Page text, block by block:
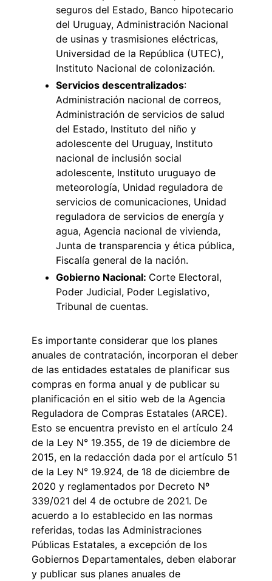
seguros del Estado, Banco hipotecario
del Uruguay, Administración Nacional
de usinas y trasmisiones eléctricas,
Universidad de la República (UTEC),
Instituto Nacional de colonización.
Servicios descentralizados:
Administración nacional de correos,
Administración de servicios de salud
del Estado, Instituto del niño y
adolescente del Uruguay, Instituto
nacional de inclusión social
adolescente, Instituto uruguayo de
meteorología, Unidad reguladora de
servicios de comunicaciones, Unidad
reguladora de servicios de energía y
agua, Agencia nacional de vivienda,
Junta de transparencia y ética pública,
Fiscalía general de la nación.
Gobierno Nacional: Corte Electoral,
Poder Judicial, Poder Legislativo,
Tribunal de cuentas.
Es importante considerar que los planes
anuales de contratación, incorporan el deber
de las entidades estatales de planificar sus
compras en forma anual y de publicar su
planificación en el sitio web de la Agencia
Reguladora de Compras Estatales (ARCE).
Esto se encuentra previsto en el artículo 24
de la Ley N° 19.355, de 19 de diciembre de
2015, en la redacción dada por el artículo 51
de la Ley N° 19.924, de 18 de diciembre de
2020 y reglamentados por Decreto Nº
339/021 del 4 de octubre de 2021. De
acuerdo a lo establecido en las normas
referidas, todas las Administraciones
Públicas Estatales, a excepción de los
Gobiernos Departamentales, deben elaborar
y publicar sus planes anuales de